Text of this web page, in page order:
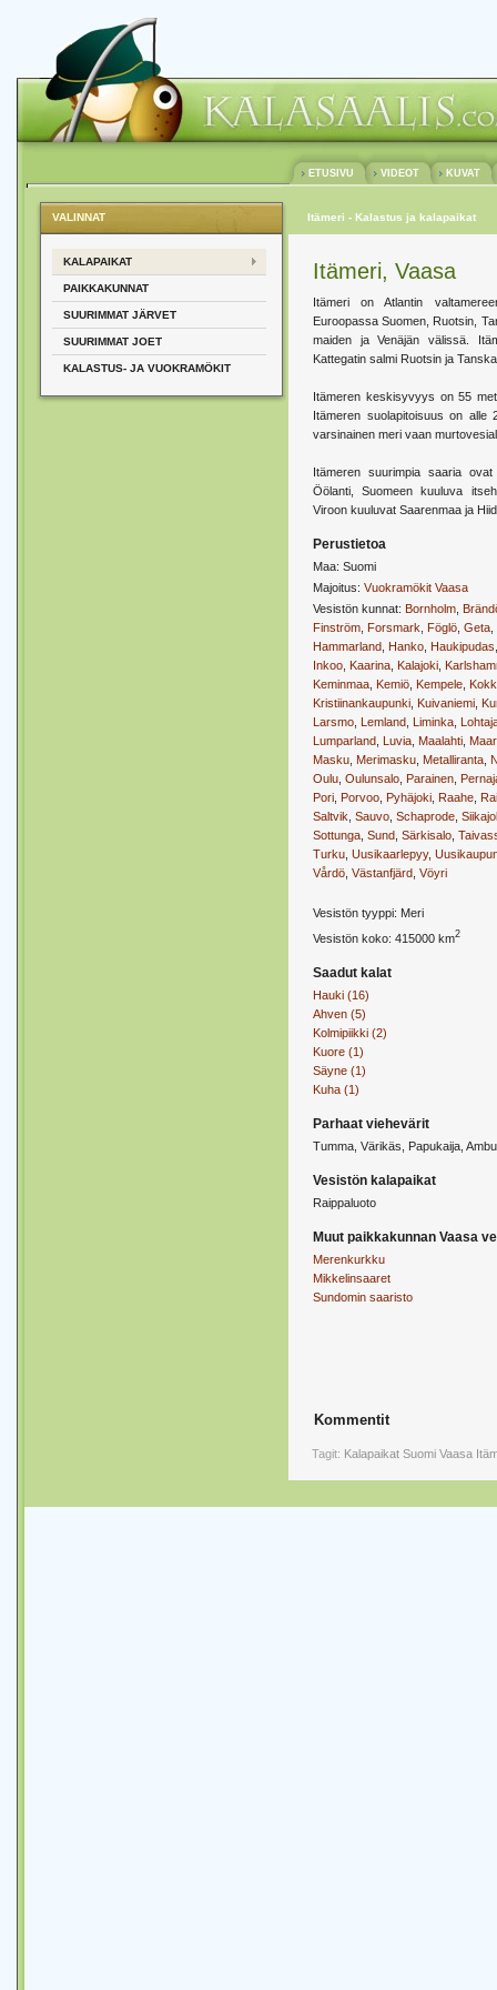
ETUSIVU VIDEOT KUVAT
VALINNAT
KALAPAIKAT
PAIKKAKUNNAT
SUURIMMAT JÄRVET
SUURIMMAT JOET
KALASTUS- JA VUOKRAMÖKIT
Itämeri - Kalastus ja kalapaikat
Itämeri, Vaasa
Itämeri on Atlantin
Euroopassa Suomen, Ruotsin,
maiden ja Venäjän välissä.
Kattegatin salmi Ruotsin ja
Itämeren keskisyvyys on 55
Itämeren suolapitoisuus on alle
varsinainen meri vaan
Itämeren suurimpia saaria
Öölanti, Suomeen kuuluva
Viroon kuuluvat Saarenmaa ja
Perustietoa
Maa: Suomi
Majoitus: Vuokramökit Vaasa
Vesistön kunnat: Bornholm
Finström Forsmark Föglö Geta
Hammarland Hanko Haukipudas
Inkoo Kaarina Kalajoki
Keminmaa Kemiö Kempele
Kristiinankaupunki Kuivaniemi
Larsmo Lemland Liminka
Lumparland Luvia Maalahti
Masku Merimasku Metalliranta
Oulu Oulunsalo Parainen
Pori Porvoo Pyhäjoki Raahe
Saltvik Sauvo Schaprode
Sottunga Sund Särkisalo
Turku Uusikaarlepyy,
Vårdö Västanfjärd Vöyri
Vesistön tyyppi: Meri
Vesistön koko: 415000 km2
Saadut kalat
Hauki (16)
Ahven (5)
Kolmipiikki (2)
Kuore (1)
Säyne (1)
Kuha (1)
Parhaat viehevärit
Tumma, Värikäs, Papukaija,
Vesistön kalapaikat
Raippaluoto
Muut paikkakunnan Vaasa
Merenkurkku
Mikkelinsaaret
Sundomin saaristo
Kommentit
Tagit: Kalapaikat Suomi Vaasa